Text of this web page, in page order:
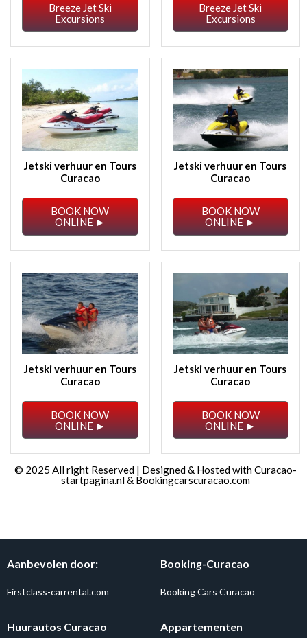
Breeze Jet Ski
Excursions
Breeze Jet Ski
Excursions
Jetski verhuur en Tours
Curacao
BOOK NOW
ONLINE ►
Jetski verhuur en Tours
Curacao
BOOK NOW
ONLINE ►
Jetski verhuur en Tours
Curacao
BOOK NOW
ONLINE ►
Jetski verhuur en Tours
Curacao
BOOK NOW
ONLINE ►
© 2025 All right Reserved | Designed & Hosted withCuracao-
startpagina.nl& Bookingcarscuracao.com
Aanbevolen door:
Firstclass-carrental.com
Booking-Curacao
Booking Cars Curacao
Huurautos Curacao Appartementen